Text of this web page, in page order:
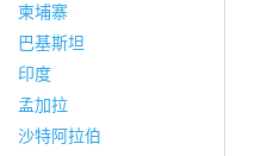
柬埔寨
巴基斯坦
印度
孟加拉
沙特阿拉伯